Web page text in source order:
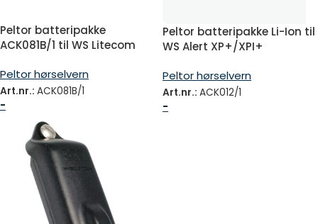
Peltor batteripakke
ACK081B/1 til WS Litecom
Peltor hørselvern
Art.nr.: ACK081B/1
-
Peltor batteripakke Li-Ion til
WS Alert XP+/XPI+
Peltor hørselvern
Art.nr.: ACK012/1
-